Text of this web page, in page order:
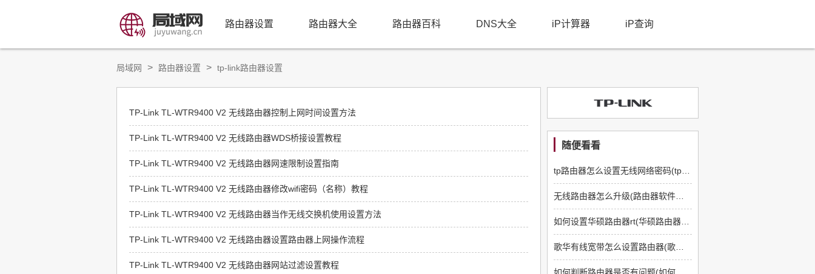
路由器设置 路由器大全 路由器百科 DNS大全 iP计算器 iP查询
局域网 > 路由器设置 > tp-link路由器设置
TP-Link TL-WTR9400 V2 无线路由器控制上网时间设置方法
TP-Link TL-WTR9400 V2 无线路由器WDS桥接设置教程
TP-Link TL-WTR9400 V2 无线路由器网速限制设置指南
TP-Link TL-WTR9400 V2 无线路由器修改wifi密码（名称）教程
TP-Link TL-WTR9400 V2 无线路由器当作无线交换机使用设置方法
TP-Link TL-WTR9400 V2 无线路由器设置路由器上网操作流程
TP-Link TL-WTR9400 V2 无线路由器网站过滤设置教程
随便看看